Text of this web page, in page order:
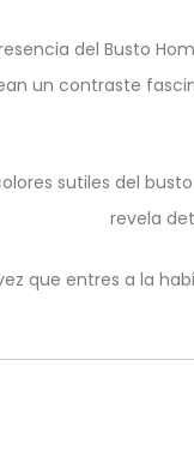
del Busto
un contraste
sutiles del
revela
que entres a la